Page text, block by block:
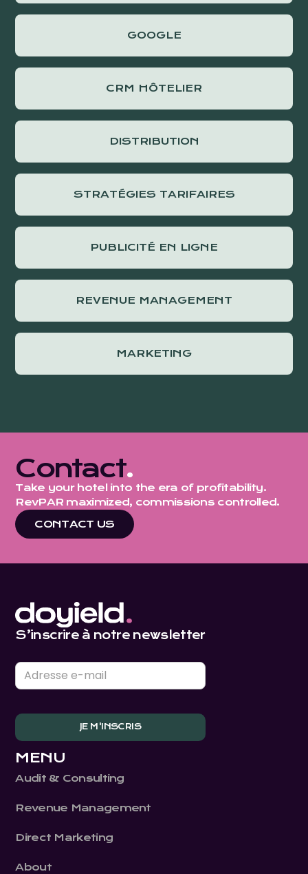
GOOGLE
CRM HÔTELIER
DISTRIBUTION
STRATÉGIES TARIFAIRES
PUBLICITÉ EN LIGNE
REVENUE MANAGEMENT
MARKETING
Contact.
Take your hotel into the era of profitability.
RevPAR maximized, commissions controlled.
CONTACT US
S’inscrire à notre newsletter
MENU
Audit & Consulting
Revenue Management
Direct Marketing
About